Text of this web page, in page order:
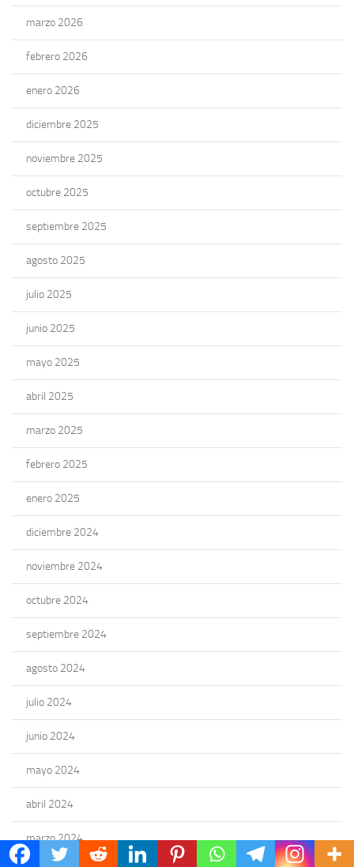
marzo 2026
febrero 2026
enero 2026
diciembre 2025
noviembre 2025
octubre 2025
septiembre 2025
agosto 2025
julio 2025
junio 2025
mayo 2025
abril 2025
marzo 2025
febrero 2025
enero 2025
diciembre 2024
noviembre 2024
octubre 2024
septiembre 2024
agosto 2024
julio 2024
junio 2024
mayo 2024
abril 2024
marzo 2024